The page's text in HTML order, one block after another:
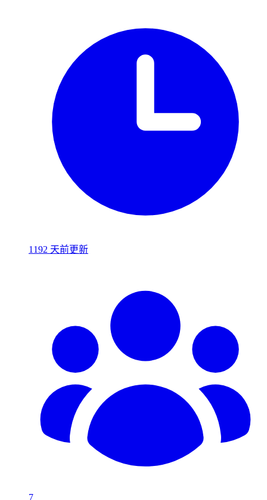
1192 天前更新
7